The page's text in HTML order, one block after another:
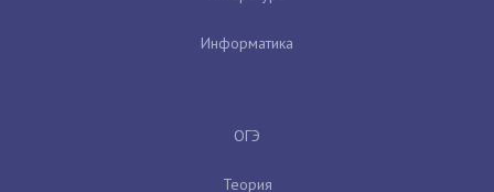
Информатика
ОГЭ
Теория